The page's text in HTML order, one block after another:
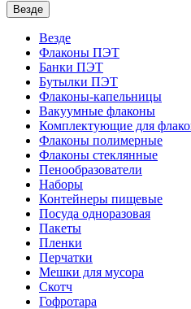
Везде
Везде
Флаконы ПЭТ
Банки ПЭТ
Бутылки ПЭТ
Флаконы-капельницы
Вакуумные флаконы
Комплектующие для
Флаконы полимерные
Флаконы стеклянные
Пенообразователи
Наборы
Контейнеры пищевые
Посуда одноразовая
Пакеты
Пленки
Перчатки
Мешки для мусора
Скотч
Гофротара